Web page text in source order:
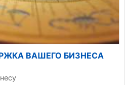
ВАШЕГО БИЗНЕСА